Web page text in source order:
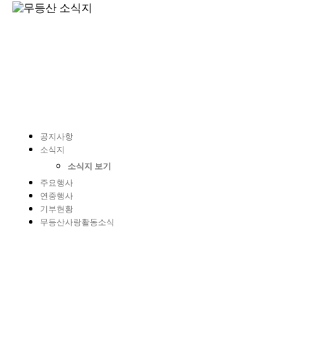
공지사항
소식지
소식지 보기
주요행사
연중행사
기부현황
무등산사랑활동소식